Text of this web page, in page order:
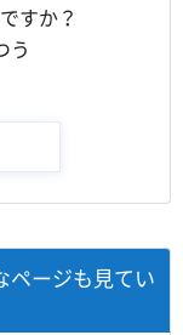
すか？
う
ページも見てい